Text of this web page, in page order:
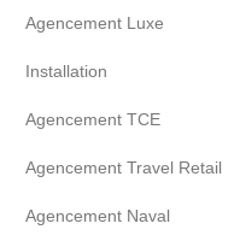
Agencement Luxe
Installation
Agencement TCE
Agencement Travel Retail
Agencement Naval